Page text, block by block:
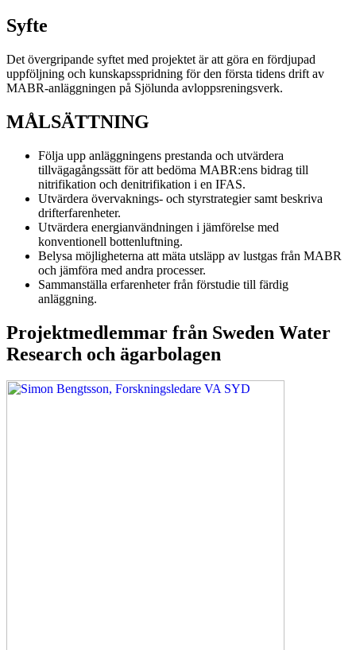
Syfte
Det övergripande syftet med projektet är att göra en fördjupad
uppföljning och kunskapsspridning för den första tidens drift av
MABR-anläggningen på Sjölunda avloppsreningsverk.
MÅLSÄTTNING
Följa upp anläggningens prestanda och utvärdera
tillvägagångssätt för att bedöma MABR:ens bidrag till
nitrifikation och denitrifikation i en IFAS.
Utvärdera övervaknings- och styrstrategier samt beskriva
drifterfarenheter.
Utvärdera energianvändningen i jämförelse med
konventionell bottenluftning.
Belysa möjligheterna att mäta utsläpp av lustgas från MABR
och jämföra med andra processer.
Sammanställa erfarenheter från förstudie till färdig
anläggning.
Projektmedlemmar från Sweden Water
Research och ägarbolagen